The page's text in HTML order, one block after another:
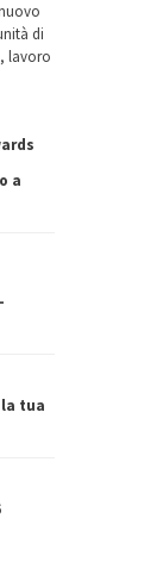
di
lavoro
a
la tua